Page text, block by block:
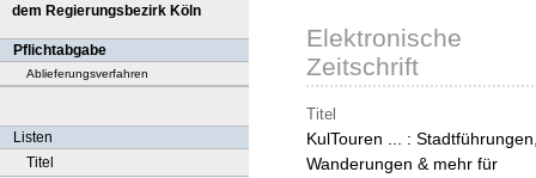
dem Regierungsbezirk Köln
Pflichtabgabe
Ablieferungsverfahren
Listen
Titel
Elektronische
Zeitschrift
Titel
KulTouren ... :
Wanderungen & mehr für